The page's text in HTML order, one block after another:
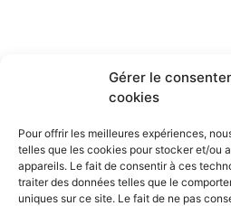
Gérer le
cookies
Pour offrir les meilleures expériences,
telles que les cookies pour stocker et/ou
appareils. Le fait de consentir à ces
traiter des données telles que le
uniques sur ce site. Le fait de ne pas